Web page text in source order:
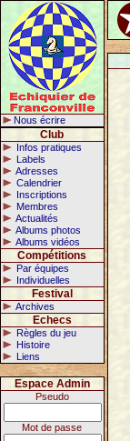
Nous écrire
Club
Infos pratiques
Labels
Adresses
Calendrier
Inscriptions
Membres
Actualités
Albums photos
Albums vidéos
Compétitions
Par équipes
Individuelles
Festival
Archives
Echecs
Règles du jeu
Histoire
Liens
Espace Admin
Pseudo
Mot de passe